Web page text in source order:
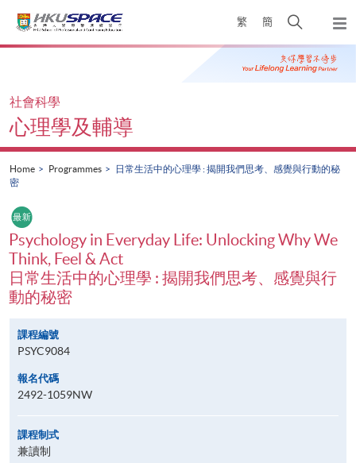
繁 簡
Open
search
panel
Main
社會科學
心理學及輔導
Home Programmes
日常生活中的心理學 : 揭開我們思考、感覺與行動的秘
密
Psychology in Everyday Life: Unlocking Why We
Think, Feel & Act
日常生活中的心理學 : 揭開我們思考、感覺與行
動的秘密
課程編號
PSYC9084
報名代碼
2492-1059NW
課程制式
兼讀制